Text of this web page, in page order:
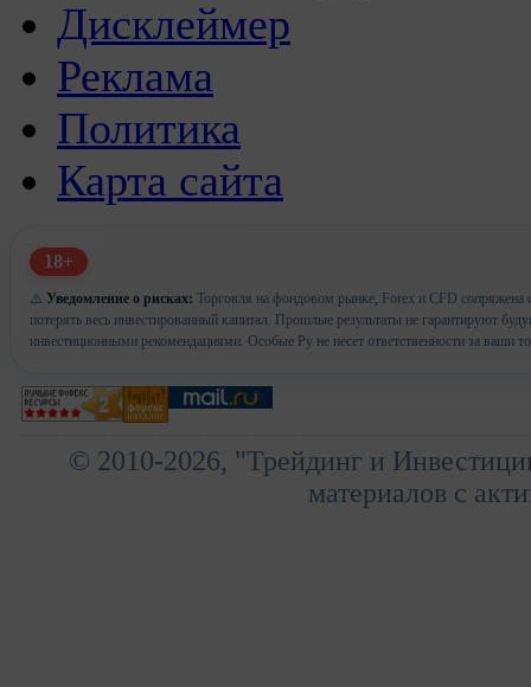
Дисклеймер
Реклама
Политика
Карта сайта
18+
⚠️ Уведомление о рисках: Торговля на фондовом рынке, Forex и CFD сопряжена
потерять весь инвестированный капитал. Прошлые результаты не гарантируют
инвестиционными рекомендациями. Особые Ру не несет ответственности за ваши
© 2010-2026, "Трейдинг и
материалов с